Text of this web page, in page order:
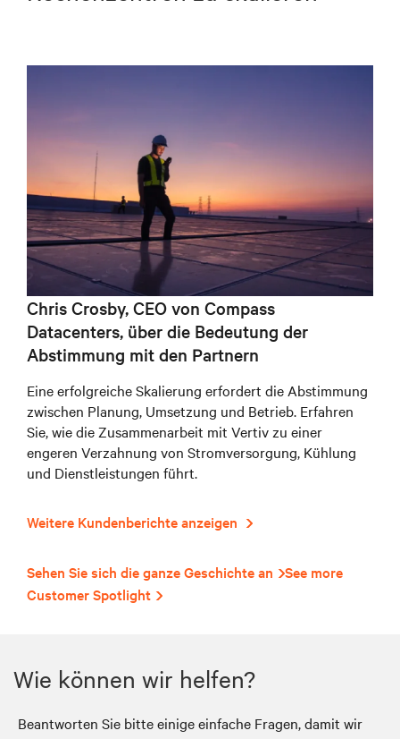
Chris Crosby, CEO von Compass
Datacenters, über die Bedeutung der
Abstimmung mit den Partnern
Eine erfolgreiche Skalierung erfordert die Abstimmung
zwischen Planung, Umsetzung und Betrieb. Erfahren
Sie, wie die Zusammenarbeit mit Vertiv zu einer
engeren Verzahnung von Stromversorgung, Kühlung
und Dienstleistungen führt.
Weitere Kundenberichte anzeigen
Sehen Sie sich die ganze Geschichte an
See more
Customer Spotlight
Wie können wir helfen?
Beantworten Sie bitte einige einfache Fragen, damit wir